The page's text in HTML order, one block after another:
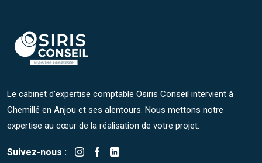
Le cabinet d’expertise comptable Osiris Conseil intervient à
Chemillé en Anjou et ses alentours. Nous mettons notre
expertise au cœur de la réalisation de votre projet.
Suivez-nous :